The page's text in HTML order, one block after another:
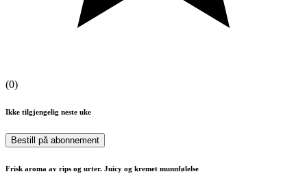
(0)
Ikke tilgjengelig neste uke
Bestill på abonnement
Frisk aroma av rips og urter. Juicy og kremet munnfølelse